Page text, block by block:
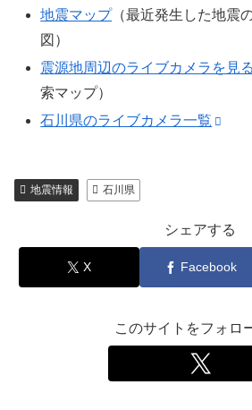
地震マップ（最近発生した地震
図）
震源地周辺のライブカメラを見る
索マップ）
石川県のライブカメラ一覧
地震情報 石川県
シェアする
X Facebook
このサイトをフォロ